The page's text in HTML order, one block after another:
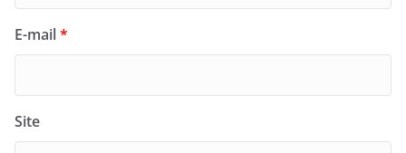
E-mail*
Site